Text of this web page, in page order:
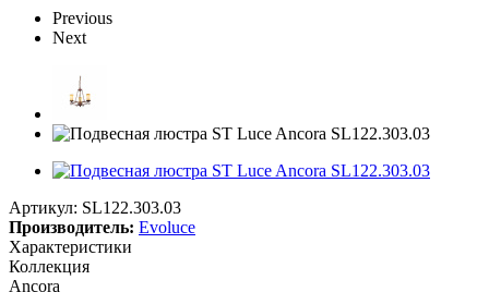
Previous
Next
Артикул: SL122.303.03
Производитель: Evoluce
Характеристики
Коллекция
Ancora